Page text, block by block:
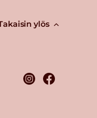
ylös